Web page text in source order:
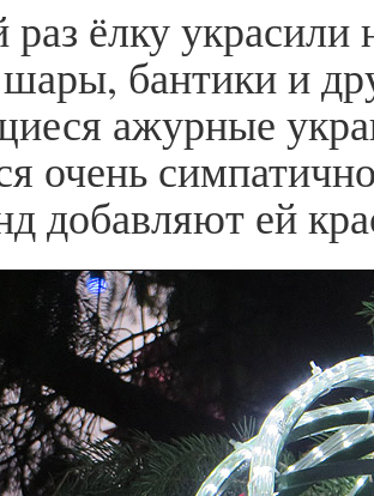
раз ёлку
бантики и
ажурные
очень
добавляют ей